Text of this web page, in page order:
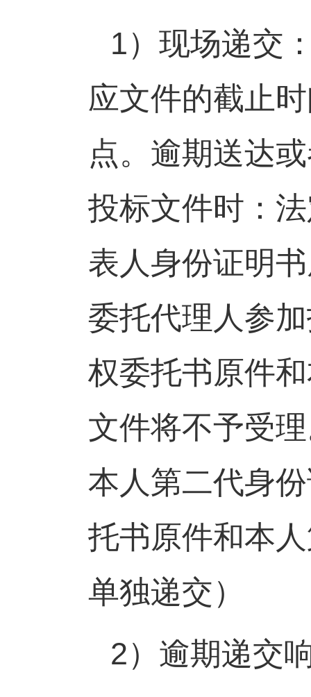
1）现场递交
应文件的截止
点。逾期送达
投标文件时：
表人身份证明
委托代理人参
权委托书原件
文件将不予受
本人第二代身
托书原件和本
单独递交）
2）逾期递交